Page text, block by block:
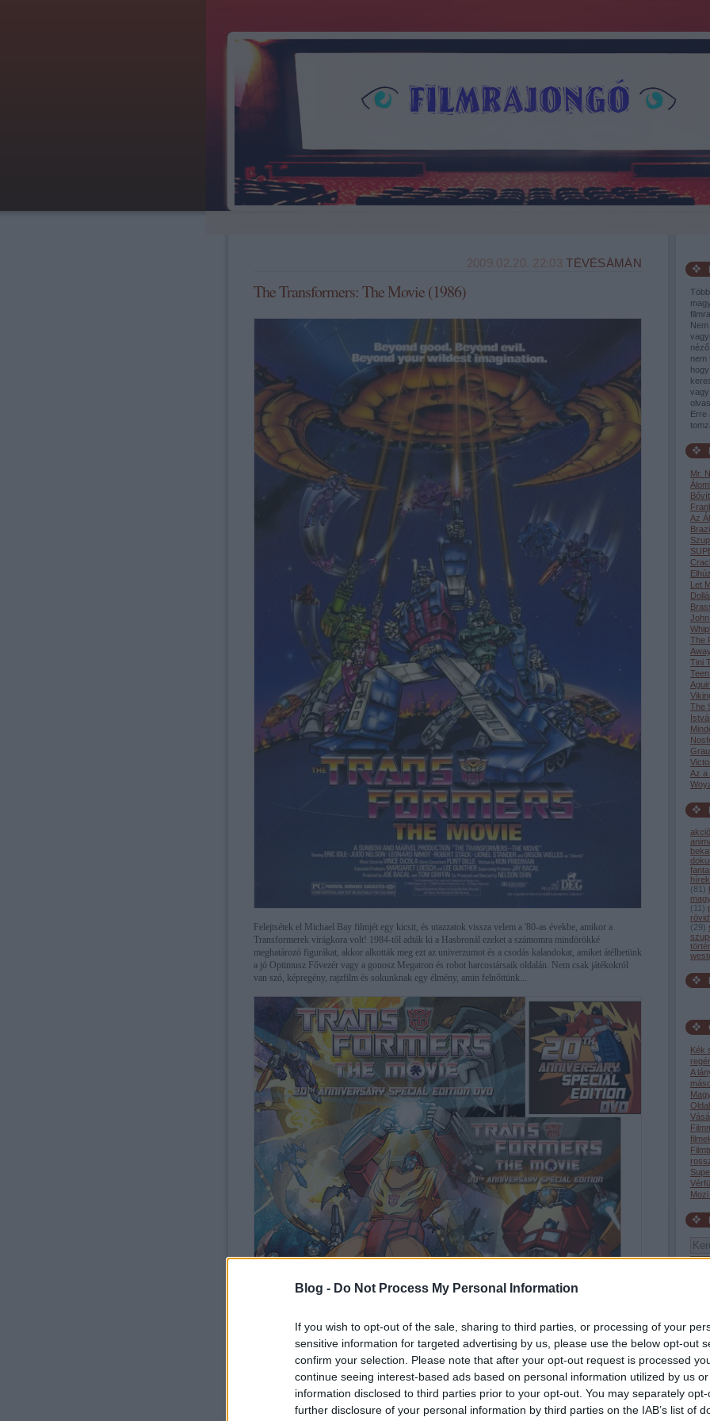
Blog - Do Not Process My Personal Information
If you wish to opt-out of the sale, sharing to third parties, or processing of your
sensitive information for targeted advertising by us, please use the below opt-out
confirm your selection. Please note that after your opt-out request is processed
continue seeing interest-based ads based on personal information utilized by us
information disclosed to third parties prior to your opt-out. You may separately
further disclosure of your personal information by third parties on the IAB’s list of
nem
vagy
Erre
Mr.
Az
Let
The
Away
Tini
The
Az a
akció
hírek
(81 )
(11 )
(29)
Kék
A
Oldal
akik
róla
2009.02.20. 22:03TÉVÉSÁMÁN
The Transformers: The Movie (1986)
Felejtsétek el Michael Bay filmjét egy kicsit, és utazzatok vissza velem a '80-as évekbe, amikor a
Transformerek virágkora volt! 1984-től adták ki a Hasbronál ezeket a számomra mindörökké
meghatározó figurákat, akkor alkották meg ezt az univerzumot és a csodás kalandokat, amiket átélhetünk
a jó Optimusz Fővezér vagy a gonosz Megatron és robot harcostársaik oldalán. Nem csak játékokról
van szó, képregény, rajzfilm és sokunknak egy élmény, amin felnőttünk...
A képregény javában ment, sorban adták ki az újabb és újabb, mindig egyre jobb játékfigurákat, és
elindult a világhírűTransformers-rajzfilmsorozat is. Ennek folytatása és kicsit újraértelmezése volt ez a